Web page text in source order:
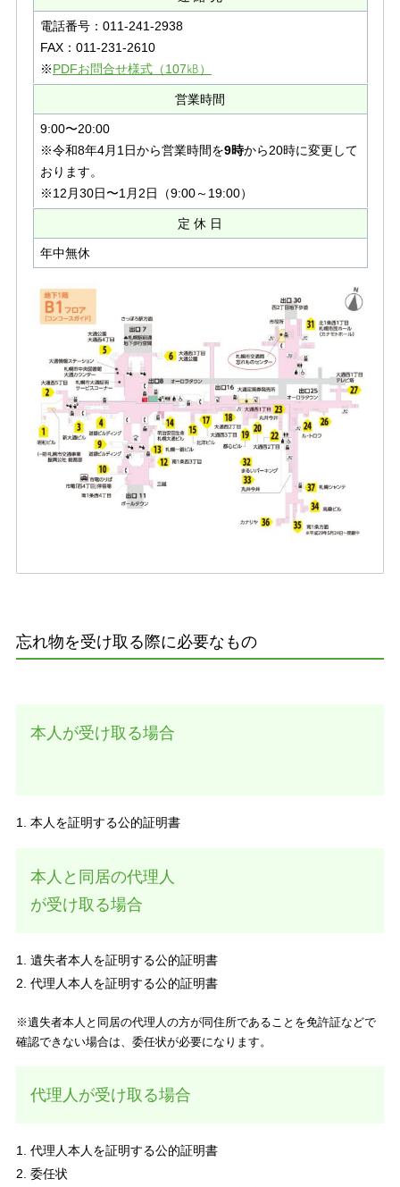
電話番号：011-241-2938
FAX：011-231-2610
※PDFお問合せ様式（107㎅）
営業時間
9:00〜20:00
※令和8年4月1日から営業時間を9時から20時に変更して
おります。
※12月30日〜1月2日（9:00～19:00）
定 休 ⽇
年中無休
忘れ物を受け取る際に必要なもの
本人が受け取る場合
本⼈を証明する公的証明書
本人と同居の代理人
が受け取る場合
遺失者本人を証明する公的証明書
代理人本人を証明する公的証明書
※遺失者本人と同居の代理人の方が同住所であることを免許証などで
確認できない場合は、委任状が必要になります。
代理⼈が受け取る場合
代理人本人を証明する公的証明書
委任状